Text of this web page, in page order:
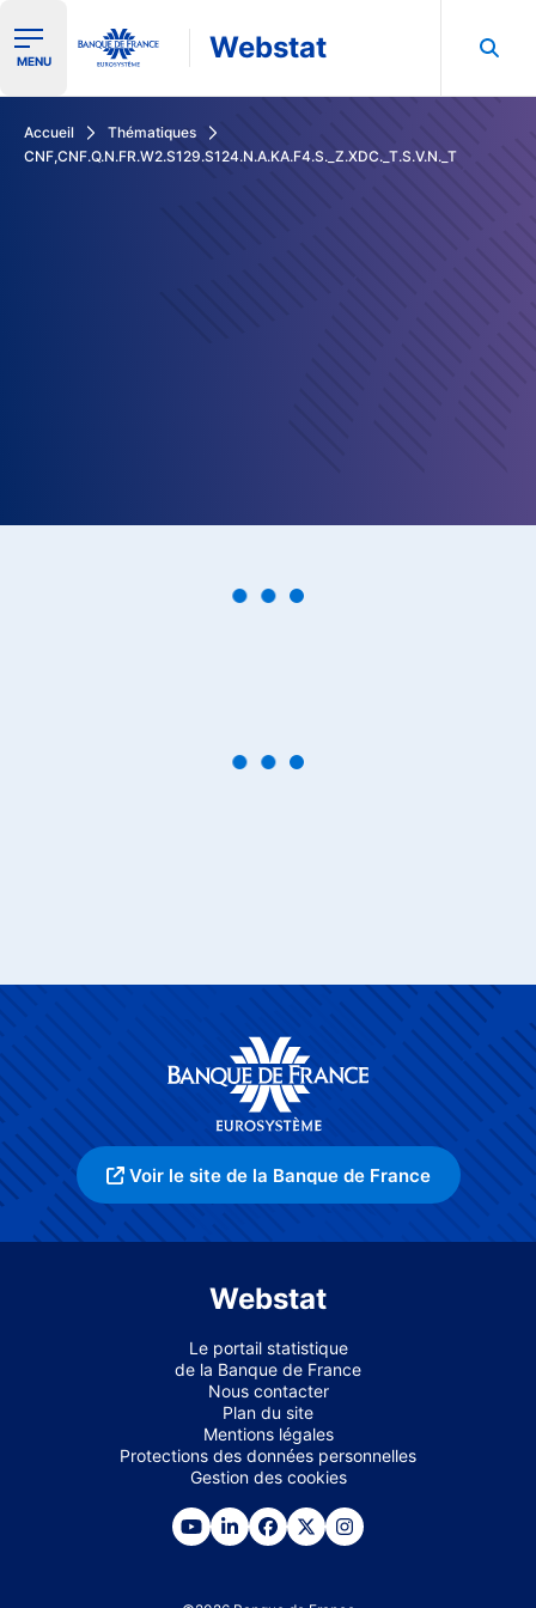
Ouvrir le menu de navigation
MENU Webstat
Accueil
Thématiques
CNF,CNF.Q.N.FR.W2.S129.S124.N.A.KA.F4.S._Z.XDC._T.S.V.N._T
Voir le site de la Banque de France
Webstat
Le portail statistique
de la Banque de France
Nous contacter
Plan du site
Mentions légales
Protections des données personnelles
Gestion des cookies